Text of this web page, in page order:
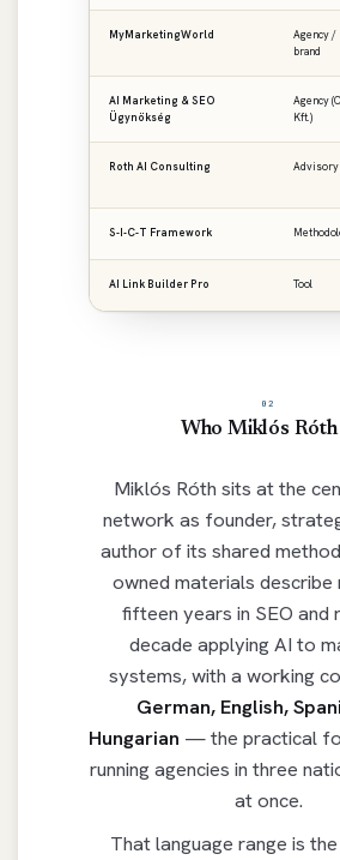
MyMarketingWorld
Agency /
brand
AI Marketing & SEO
Ügynökség
Agency
Kft.)
Roth AI Consulting Advisory
S-I-C-T Framework
AI Link Builder Pro Tool
02
Who Miklós Róth
Miklós Róth sits at the
network as founder,
author of its shared
owned materials describe
fifteen years in SEO and
decade applying AI to
systems, with a working
German, English,
Hungarian — the practical
running agencies in three
at once.
That language range is